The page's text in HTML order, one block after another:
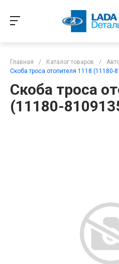
Главная / Каталог товаров /
Скоба троса отопителя 1118 (11180-
Скоба троса
(11180-